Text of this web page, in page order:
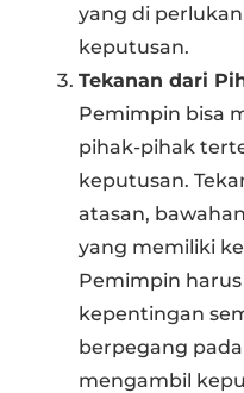
yang di
keputusan.
Tekanan dari
Pemimpin bisa
pihak-pihak
keputusan.
atasan,
yang memiliki
Pemimpin
kepentingan
berpegang
mengambil